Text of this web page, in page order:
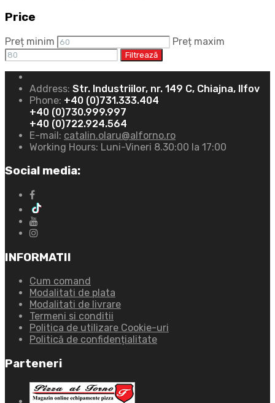
Price
Preț minim Preț maxim
Filtrează
Address: Str. Industriilor, nr. 149 C, Chiajna, Ilfov
Phone: +40 (0)731.333.404
+40 (0)730.999.997
+40 (0)722.924.564
E-mail: catalin.olaru@alforno.ro
Working Hours: Luni-Vineri 8.30:00 la 17:00
Social media:
INFORMATII
Cum comand
Modalitati de plata
Modalitati de livrare
Termeni si conditii
Politica de utilizare Cookie-uri
Politică de confidențialitate
Parteneri